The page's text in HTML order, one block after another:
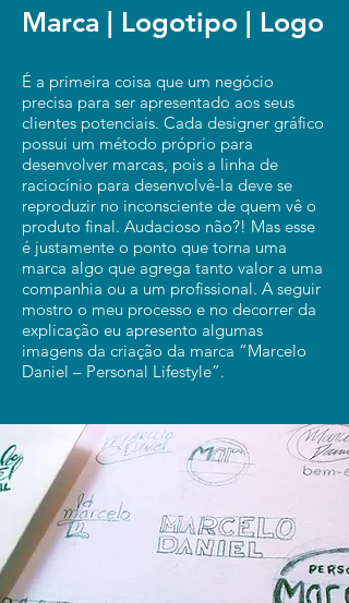
Marca | Logotipo | Logo
É a primeira coisa que um negócio
precisa para ser apresentado aos seus
clientes potenciais. Cada designer gráfico
possui um método próprio para
desenvolver marcas, pois a linha de
raciocínio para desenvolvê-la deve se
reproduzir no inconsciente de quem vê o
produto final. Audacioso não?! Mas esse
é justamente o ponto que torna uma
marca algo que agrega tanto valor a uma
companhia ou a um profissional. A seguir
mostro o meu processo e no decorrer da
explicação eu apresento algumas
imagens da criação da marca “Marcelo
Daniel – Personal Lifestyle”.